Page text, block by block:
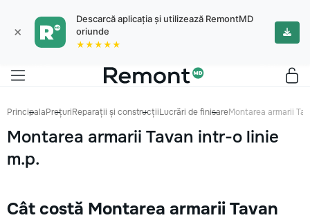
×
Descarcă aplicația și utilizează RemontMD
oriunde
★★★★★
PrincipalaPrețuriReparații și construcțiiLucrări de finisareMontarea armarii
Montarea armarii Tavan intr-o linie
m.p.
Cât costă Montarea armarii Tavan